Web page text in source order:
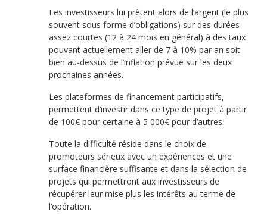
Les investisseurs lui prêtent alors de l’argent (le plus
souvent sous forme d’obligations) sur des durées
assez courtes (12 à 24 mois en général) à des taux
pouvant actuellement aller de 7 à 10% par an soit
bien au-dessus de l’inflation prévue sur les deux
prochaines années.
Les plateformes de financement participatifs,
permettent d’investir dans ce type de projet à partir
de 100€ pour certaine à 5 000€ pour d’autres.
Toute la difficulté réside dans le choix de
promoteurs sérieux avec un expériences et une
surface financière suffisante et dans la sélection de
projets qui permettront aux investisseurs de
récupérer leur mise plus les intérêts au terme de
l’opération.